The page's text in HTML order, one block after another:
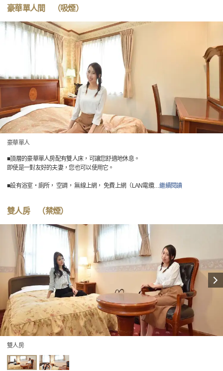
豪華單人間 （吸煙）
豪華單人
■頂層的豪華單人房配有雙人床，可讓您舒適地休息。
即使是一對友好的夫妻，您也可以使用它。
■設有浴室・廁所， 空調， 無線上網， 免費上網（LAN電纜…繼續閱讀
雙人房 （禁煙）
雙人房